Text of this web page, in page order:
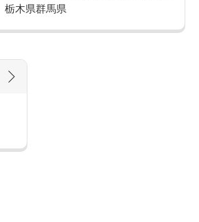
栃木県群馬県
官庁・官公庁のお仕事とは